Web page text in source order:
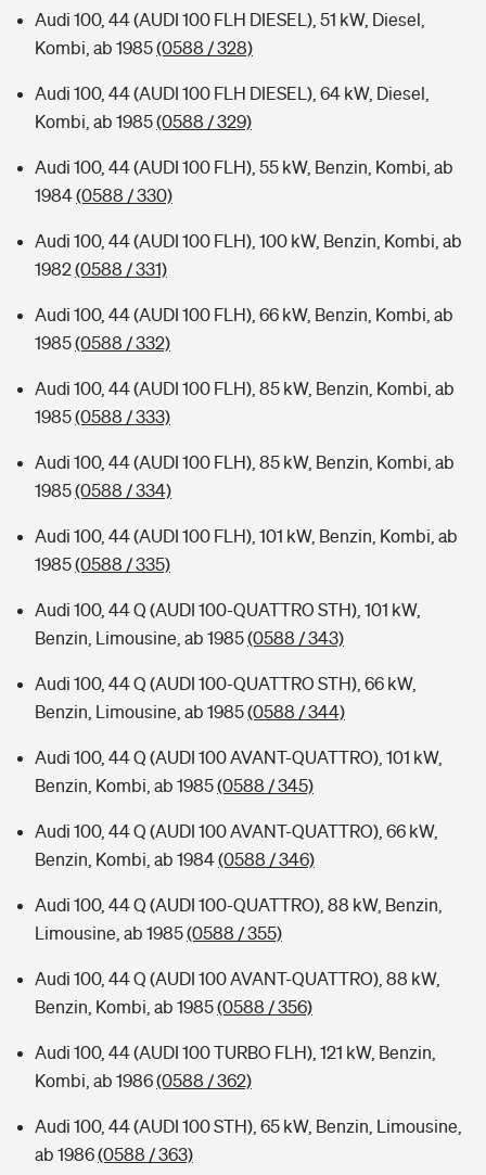
Audi 100, 44 (AUDI 100 FLH DIESEL), 51 kW, Diesel,
Kombi, ab 1985(0588 / 328)
Audi 100, 44 (AUDI 100 FLH DIESEL), 64 kW, Diesel,
Kombi, ab 1985(0588 / 329)
Audi 100, 44 (AUDI 100 FLH), 55 kW, Benzin, Kombi, ab
1984(0588 / 330)
Audi 100, 44 (AUDI 100 FLH), 100 kW, Benzin, Kombi, ab
1982(0588 / 331)
Audi 100, 44 (AUDI 100 FLH), 66 kW, Benzin, Kombi, ab
1985(0588 / 332)
Audi 100, 44 (AUDI 100 FLH), 85 kW, Benzin, Kombi, ab
1985(0588 / 333)
Audi 100, 44 (AUDI 100 FLH), 85 kW, Benzin, Kombi, ab
1985(0588 / 334)
Audi 100, 44 (AUDI 100 FLH), 101 kW, Benzin, Kombi, ab
1985(0588 / 335)
Audi 100, 44 Q (AUDI 100-QUATTRO STH), 101 kW,
Benzin, Limousine, ab 1985(0588 / 343)
Audi 100, 44 Q (AUDI 100-QUATTRO STH), 66 kW,
Benzin, Limousine, ab 1985(0588 / 344)
Audi 100, 44 Q (AUDI 100 AVANT-QUATTRO), 101 kW,
Benzin, Kombi, ab 1985(0588 / 345)
Audi 100, 44 Q (AUDI 100 AVANT-QUATTRO), 66 kW,
Benzin, Kombi, ab 1984(0588 / 346)
Audi 100, 44 Q (AUDI 100-QUATTRO), 88 kW, Benzin,
Limousine, ab 1985(0588 / 355)
Audi 100, 44 Q (AUDI 100 AVANT-QUATTRO), 88 kW,
Benzin, Kombi, ab 1985(0588 / 356)
Audi 100, 44 (AUDI 100 TURBO FLH), 121 kW, Benzin,
Kombi, ab 1986(0588 / 362)
Audi 100, 44 (AUDI 100 STH), 65 kW, Benzin, Limousine,
ab 1986(0588 / 363)